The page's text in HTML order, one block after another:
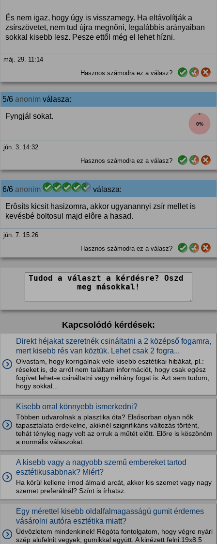
És nem igaz, hogy úgy is visszamegy. Ha eltávolítják a
zsírszövetet, nem tud újra megnőni, legalábbis arányaiban
sokkal kisebb lesz. Pesze ettől még el lehet hízni.
máj. 29. 11:14
Hasznos számodra ez a válasz?
5/6 anonim válasza:
0%
Fyngjál sokat.
jún. 3. 14:32
Hasznos számodra ez a válasz?
6/6 anonim válasza:
Erôsíts kicsit hasizomra, akkor ugyanannyi zsír mellet is
kevésbé boltosul majd elôre a hasad.
jún. 7. 15:26
Hasznos számodra ez a válasz?
Kapcsolódó kérdések:
Direkt héjakat szeretnék csináltatni a 2 középső fogamra,
mert kisebb rés van köztük. Lehet csak 2 fogra...
Olvastam, hogy korrigálnak vele kisebb esztétikai hibákat, pl.:
réseket is, de arról nem találtam információt, hogy csak egész
fogívet lehet-e csináltatni vagy néhány fogat is. Azt sem tudom,
hogy sokkal...
Kisebb orral könnyebb ismerkedni?
Többen udvarolnak a plasztika óta? Elsősorban olyan nők
tapasztalata érdekelne, akiknél szignifikáns változás történt,
tehát tényleg nagy volt az orruk a műtét előtt. Előre is köszönöm
a normális válaszokat.
A kisebb vagy a nagyobb szemű embereket tartod
esztétikusabbnak? Miért?
Ha körül kellene írnod álmaid arcát, akkor kis szemet vagy nagy
szemet preferálnál? Színt is írhatsz.
Egy mérettel kisebb oldalfalmagasságú gumit érdemes
vásárolni autóra esztétika miatt?
Üdvözletem mindenkinek! Régóta fontolgatom, hogy végre nyári
szép alufelnit vegyek, gumikkal együtt. A kinézett felni:19x8.5